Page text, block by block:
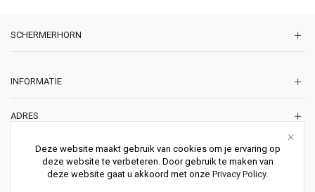
SCHERMERHORN
INFORMATIE
ADRES
2011 ZD HAARLEM
Nederland
Deze website maakt gebruik van cookies om je ervaring op
deze website te verbeteren. Door gebruik te maken van
deze website gaat u akkoord met onze Privacy Policy.